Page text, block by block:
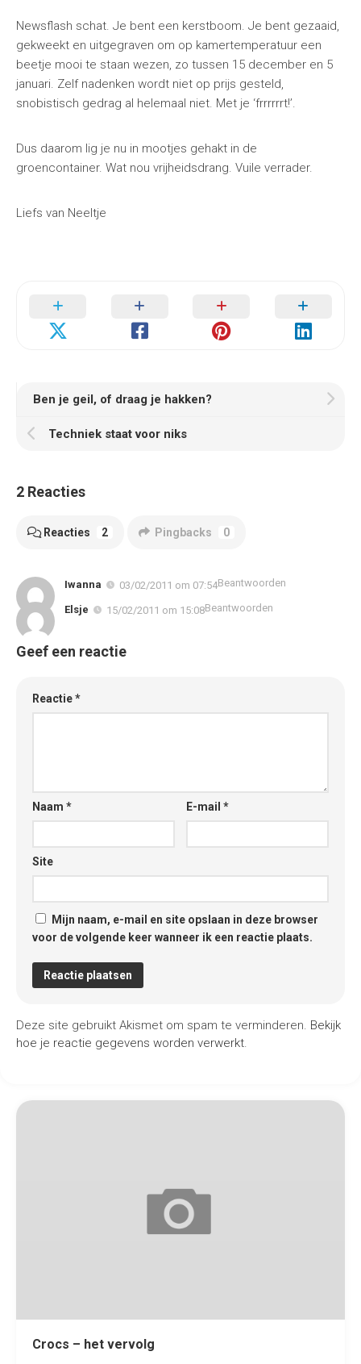
Newsflash schat. Je bent een kerstboom. Je bent gezaaid,
gekweekt en uitgegraven om op kamertemperatuur een
beetje mooi te staan wezen, zo tussen 15 december en 5
januari. Zelf nadenken wordt niet op prijs gesteld,
snobistisch gedrag al helemaal niet. Met je ‘frrrrrrt!’.
Dus daarom lig je nu in mootjes gehakt in de
groencontainer. Wat nou vrijheidsdrang. Vuile verrader.
Liefs van Neeltje
Ben je geil, of draag je hakken?
Techniek staat voor niks
2 Reacties
Reacties 2 Pingbacks 0
Iwanna 03/02/2011 om 07:54Beantwoorden
Elsje 15/02/2011 om 15:08Beantwoorden
Geef een reactie
Reactie*
Naam * E-mail*
Site
Mijn naam, e-mail en site opslaan in deze browser
voor de volgende keer wanneer ik een reactie plaats.
Deze site gebruikt Akismet om spam te verminderen. Bekijk
hoe je reactie gegevens worden verwerkt.
Crocs – het vervolg